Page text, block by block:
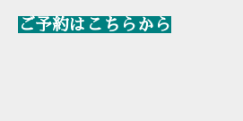
ご予約はこちらから